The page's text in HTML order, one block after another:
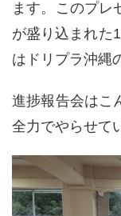
ます。このプレ
が盛り込まれた
はドリプラ沖縄
進捗報告会はこ
全力でやらせて